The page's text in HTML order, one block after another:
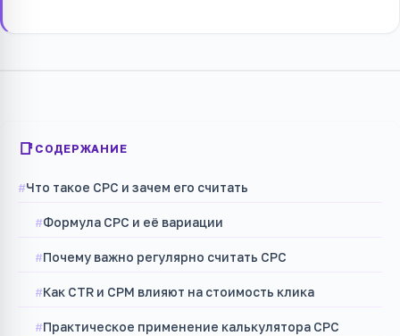
СОДЕРЖАНИЕ
Что такое CPC и зачем его считать
Формула CPC и её вариации
Почему важно регулярно считать CPC
Как CTR и CPM влияют на стоимость клика
Практическое применение калькулятора CPC